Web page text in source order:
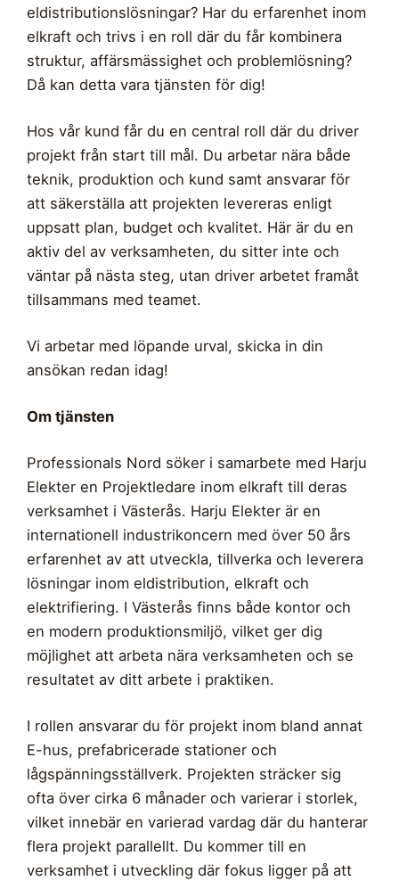
eldistributionslösningar? Har du erfarenhet inom
elkraft och trivs i en roll där du får kombinera
struktur, affärsmässighet och problemlösning?
Då kan detta vara tjänsten för dig!
Hos vår kund får du en central roll där du driver
projekt från start till mål. Du arbetar nära både
teknik, produktion och kund samt ansvarar för
att säkerställa att projekten levereras enligt
uppsatt plan, budget och kvalitet. Här är du en
aktiv del av verksamheten, du sitter inte och
väntar på nästa steg, utan driver arbetet framåt
tillsammans med teamet.
Vi arbetar med löpande urval, skicka in din
ansökan redan idag!
Om tjänsten
Professionals Nord söker i samarbete med Harju
Elekter en Projektledare inom elkraft till deras
verksamhet i Västerås. Harju Elekter är en
internationell industrikoncern med över 50 års
erfarenhet av att utveckla, tillverka och leverera
lösningar inom eldistribution, elkraft och
elektrifiering. I Västerås finns både kontor och
en modern produktionsmiljö, vilket ger dig
möjlighet att arbeta nära verksamheten och se
resultatet av ditt arbete i praktiken.
I rollen ansvarar du för projekt inom bland annat
E-hus, prefabricerade stationer och
lågspänningsställverk. Projekten sträcker sig
ofta över cirka 6 månader och varierar i storlek,
vilket innebär en varierad vardag där du hanterar
flera projekt parallellt. Du kommer till en
verksamhet i utveckling där fokus ligger på att